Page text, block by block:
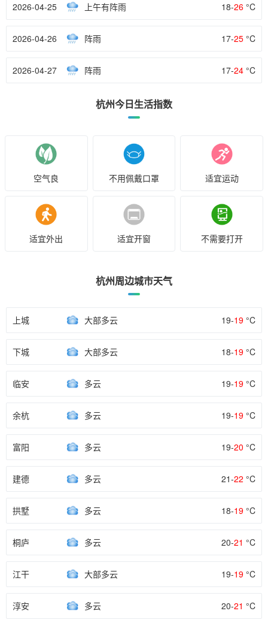
2026-04-25 上午有阵雨 18-26 °C
2026-04-26 阵雨 17-25 °C
2026-04-27 阵雨 17-24 °C
杭州今日生活指数
空气良 不用佩戴口罩 适宜运动
适宜外出 适宜开窗 不需要打开
杭州周边城市天气
上城 大部多云 19-19 °C
下城 大部多云 18-19 °C
临安 多云 19-19 °C
余杭 多云 19-19 °C
富阳 多云 19-20 °C
建德 多云 21-22 °C
拱墅 多云 18-19 °C
桐庐 多云 20-21 °C
江干 大部多云 19-19 °C
淳安 多云 20-21 °C